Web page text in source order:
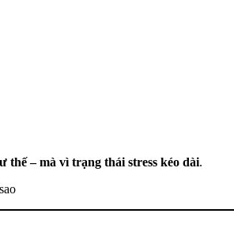
thế – mà vì trạng thái stress kéo dài.